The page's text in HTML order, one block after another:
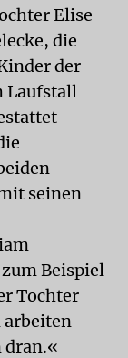
Elise
die
der
Laufstall
seinen
Beispiel
Tochter
arbeiten
dran.«